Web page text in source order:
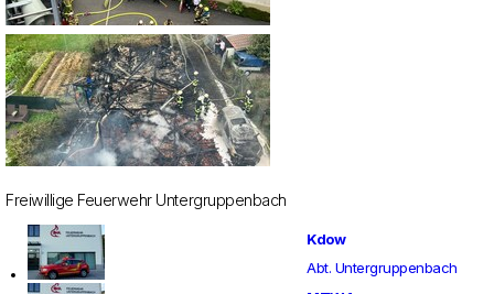
Freiwillige Feuerwehr Untergruppenbach
Kdow
Abt. Untergruppenbach